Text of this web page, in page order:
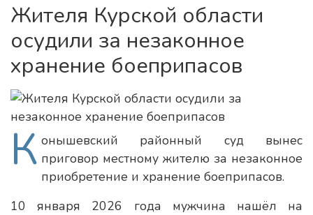
Жителя Курской области
осудили за незаконное
хранение боеприпасов
К онышевский районный суд вынес
приговор местному жителю за незаконное
приобретение и хранение боеприпасов.
10 января 2026 года мужчина нашёл на